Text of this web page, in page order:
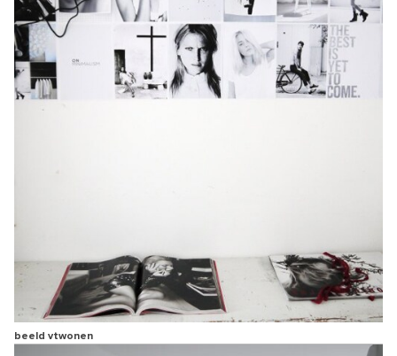
beeld vtwonen